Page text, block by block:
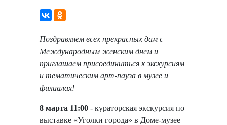
Поздравляем всех прекрасных дам с
Международным женским днем и
приглашаем присоединиться к экскурсиям
и тематическим арт-пауза в музее и
филиалах!
8 марта 11:00 - кураторская экскурсия по
выставке «Уголки города» в Доме-музее